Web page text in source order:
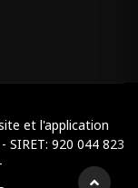
et l'application
SIRET: 920 044 823